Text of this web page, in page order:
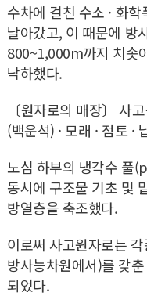
수차에 걸친 수소 · 화
날아갔고, 이 때문에 방
800~1,000m까지 치솟
낙하했다.
〔원자로의 매장〕 사
(백운석) · 모래 · 점토
노심 하부의 냉각수 풀
동시에 구조물 기초 및
방열층을 축조했다.
이로써 사고원자로는 각
방사능차원에서)를 갖
되었다.